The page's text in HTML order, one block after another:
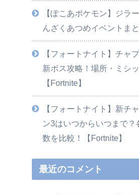
【ぽこあポケモン】ジラ
んざくあつめイベントま
【フォートナイト】チャ
新ボス攻略！場所・ミシ
【Fortnite】
【フォートナイト】新チ
ン3はいつからいつまで？
数を比較！【Fortnite】
最近のコメント